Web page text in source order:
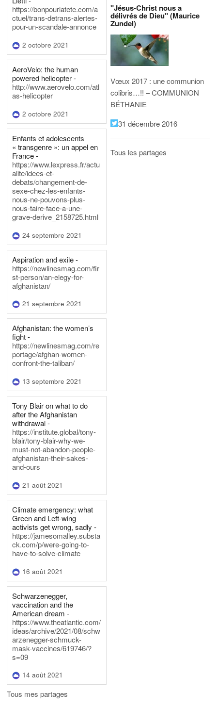
https://bonpourlatete.com/a
ctuel/trans-detrans-alertes-
pour-un-scandale-annonce
2 octobre 2021
AeroVelo: the human
powered helicopter -
http://www.aerovelo.com/atl
as-helicopter
2 octobre 2021
Enfants et adolescents
« transgenre »: un appel en
France -
https://www.lexpress.fr/actu
alite/idees-et-
debats/changement-de-
sexe-chez-les-enfants-
nous-ne-pouvons-plus-
nous-taire-face-a-une-
grave-derive_2158725.html
24 septembre 2021
Aspiration and exile -
https://newlinesmag.com/fir
st-person/an-elegy-for-
afghanistan/
21 septembre 2021
Afghanistan: the women’s
fight -
https://newlinesmag.com/re
portage/afghan-women-
confront-the-taliban/
13 septembre 2021
Tony Blair on what to do
after the Afghanistan
withdrawal -
https://institute.global/tony-
blair/tony-blair-why-we-
must-not-abandon-people-
afghanistan-their-sakes-
and-ours
21 août 2021
Climate emergency: what
Green and Left-wing
activists get wrong, sadly -
https://jamesomalley.substa
ck.com/p/were-going-to-
have-to-solve-climate
16 août 2021
Schwarzenegger,
vaccination and the
American dream -
https://www.theatlantic.com/
ideas/archive/2021/08/schw
arzenegger-schmuck-
mask-vaccines/619746/?
s=09
14 août 2021
Tous mes partages
"Jésus-Christ nous a
délivrés de Dieu" (Maurice
Zundel)
Vœux 2017 : une communion
colibris…!! – COMMUNION
BÉTHANIE
31 décembre 2016
Tous les partages